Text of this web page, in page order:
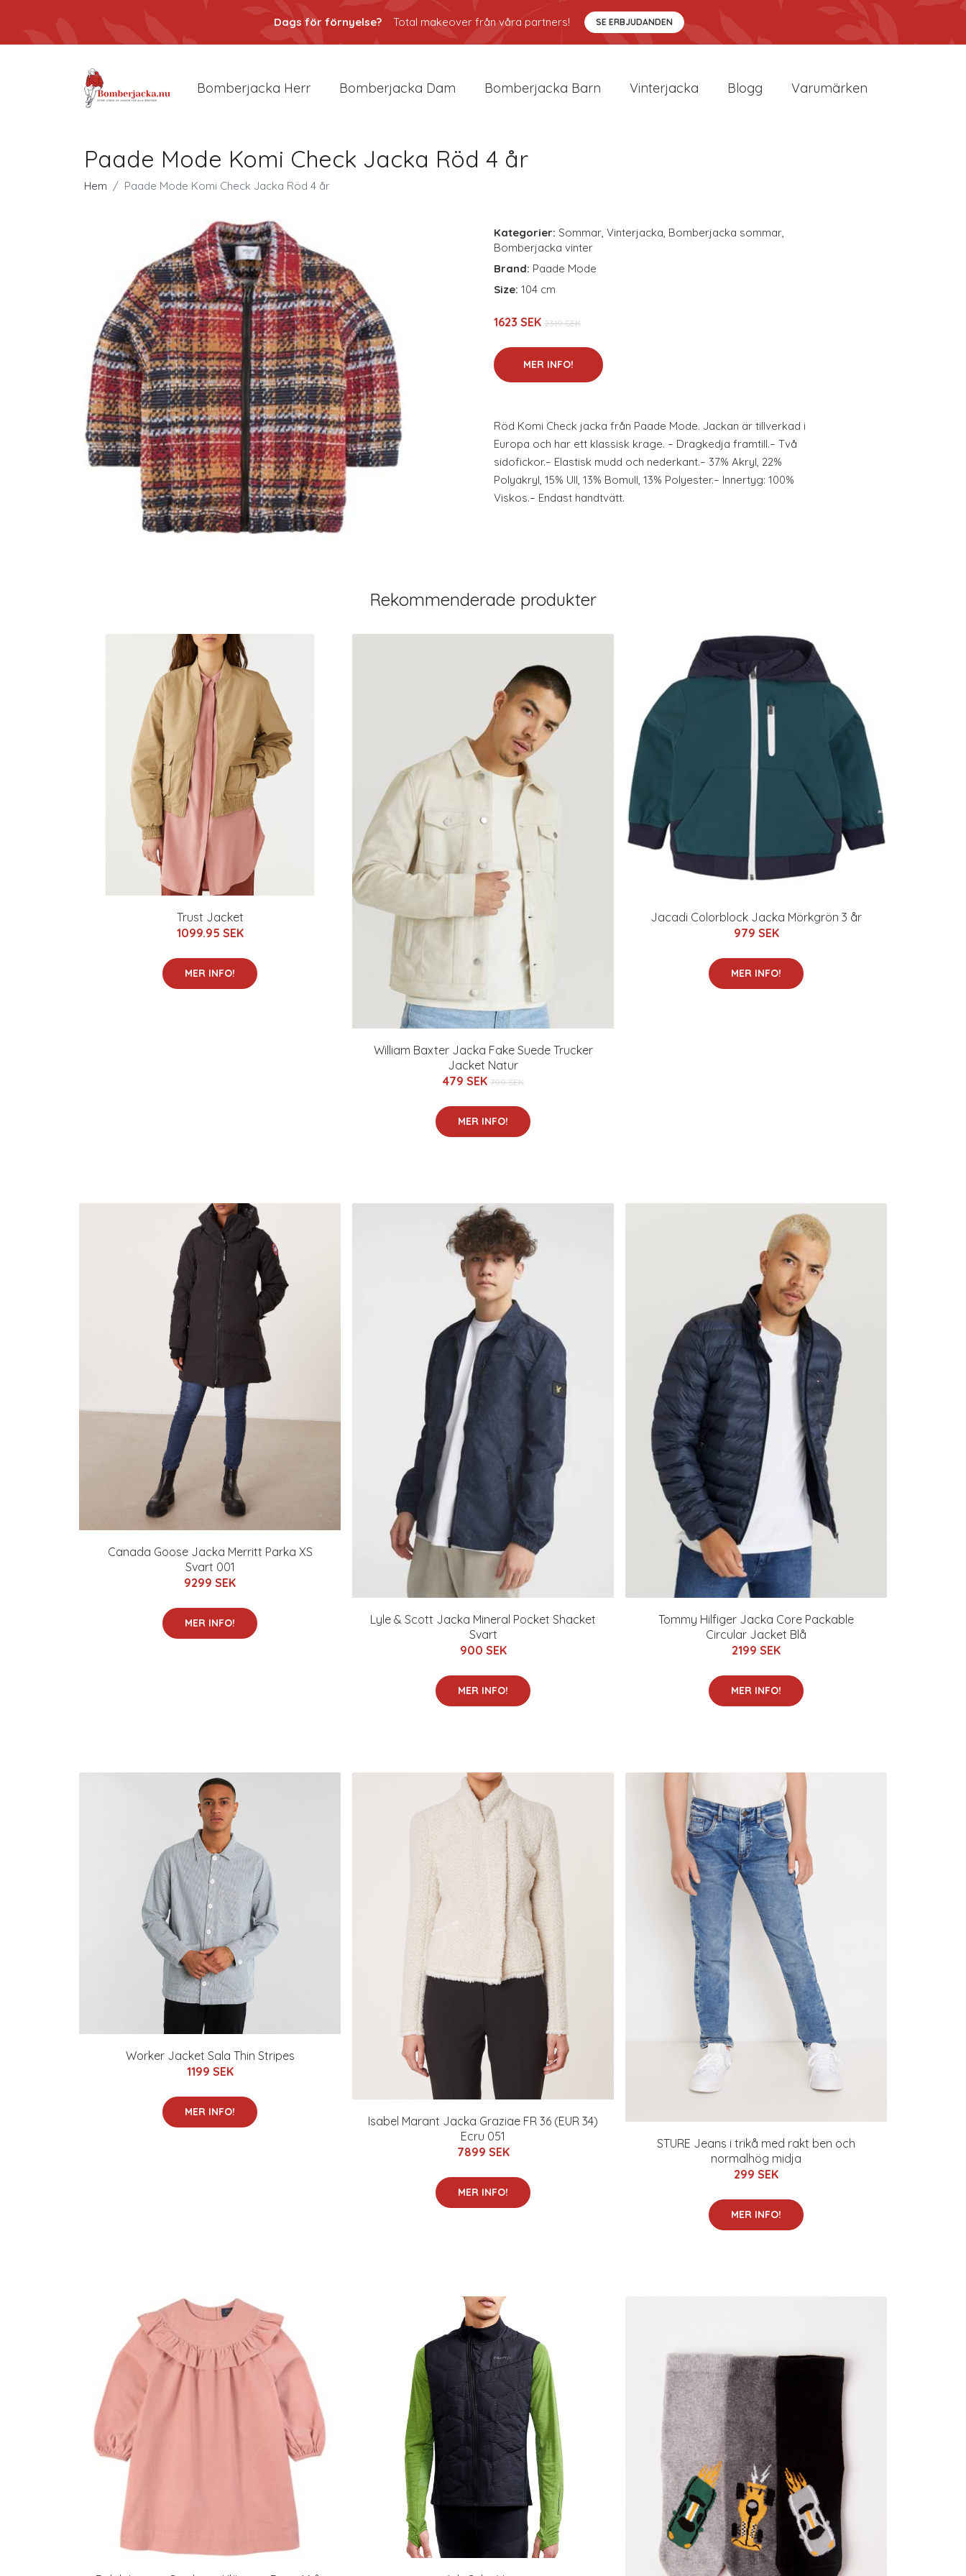
Dags för förnyelse? Total makeover från våra partners! SE ERBJUDANDEN
Bomberjacka Herr Bomberjacka Dam Bomberjacka Barn Vinterjacka Blogg Varumärken
Paade Mode Komi Check Jacka Röd 4 år
Hem Paade Mode Komi Check Jacka Röd 4 år
Kategorier: Sommar, Vinterjacka, Bomberjacka sommar,
Bomberjacka vinter
Brand: Paade Mode
Size: 104 cm
1623 SEK 2319 SEK
MER INFO!
Röd Komi Check jacka från Paade Mode. Jackan är tillverkad i
Europa och har ett klassisk krage. – Dragkedja framtill.– Två
sidofickor.– Elastisk mudd och nederkant.– 37% Akryl, 22%
Polyakryl, 15% Ull, 13% Bomull, 13% Polyester.– Innertyg: 100%
Viskos.– Endast handtvätt.
Rekommenderade produkter
Trust Jacket
1099.95 SEK
MER INFO!
William Baxter Jacka Fake Suede Trucker
Jacket Natur
479 SEK 799 SEK
MER INFO!
Jacadi Colorblock Jacka Mörkgrön 3 år
979 SEK
MER INFO!
Canada Goose Jacka Merritt Parka XS
Svart 001
9299 SEK
MER INFO!
Lyle & Scott Jacka Mineral Pocket Shacket
Svart
900 SEK
MER INFO!
Tommy Hilfiger Jacka Core Packable
Circular Jacket Blå
2199 SEK
MER INFO!
Worker Jacket Sala Thin Stripes
1199 SEK
MER INFO!
Isabel Marant Jacka Graziae FR 36 (EUR 34)
Ecru 051
7899 SEK
MER INFO!
STURE Jeans i trikå med rakt ben och
normalhög midja
299 SEK
MER INFO!